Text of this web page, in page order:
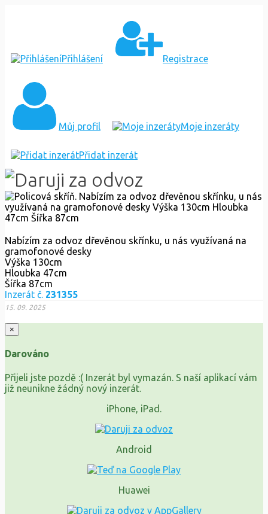
Přihlášení Registrace
Můj profil Moje inzeráty
Přidat inzerát
SKŘÍŇ
Nabízím za odvoz dřevěnou skřínku, u nás využívaná na
gramofonové desky
Výška 130cm
Hloubka 47cm
Šířka 87cm
Inzerát č. 231355
15. 09. 2025
×
Darováno
Přijeli jste pozdě :( Inzerát byl vymazán. S naší aplikací vám
již neunikne žádný nový inzerát.
iPhone, iPad.
Android
Huawei